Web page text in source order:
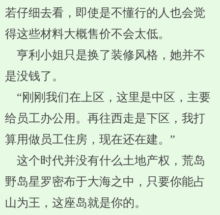
若仔细去看，即使是不懂行的人也会觉
得这些材料大概售价不会太低。
亨利小姐只是换了装修风格，她并不
是没钱了。
“刚刚我们在上区，这里是中区，主要
给员工办公用。再往西走是下区，我打
算用做员工住房，现在还在建。”
这个时代并没有什么土地产权，荒岛
野岛星罗密布于大海之中，只要你能占
山为王，这座岛就是你的。